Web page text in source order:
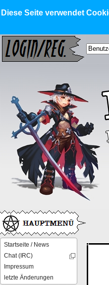
Diese Seite verwendet
Startseite / News
Chat (IRC)
Impressum
letzte Änderungen